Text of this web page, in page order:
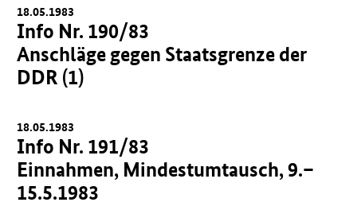
18.05.1983
Info Nr. 190/83
Anschläge gegen Staatsgrenze der
DDR (1)
18.05.1983
Info Nr. 191/83
Einnahmen, Mindestumtausch, 9.–
15.5.1983